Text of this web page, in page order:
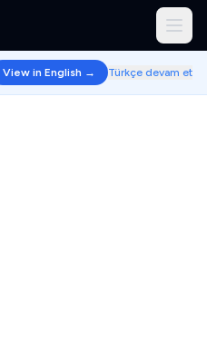
View in English → Türkçe devam et